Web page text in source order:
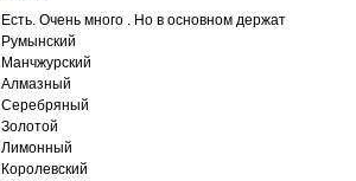
Есть. Очень много . Но в основном держат
Румынский
Манчжурский
Алмазный
Серебряный
Золотой
Лимонный
Королевский